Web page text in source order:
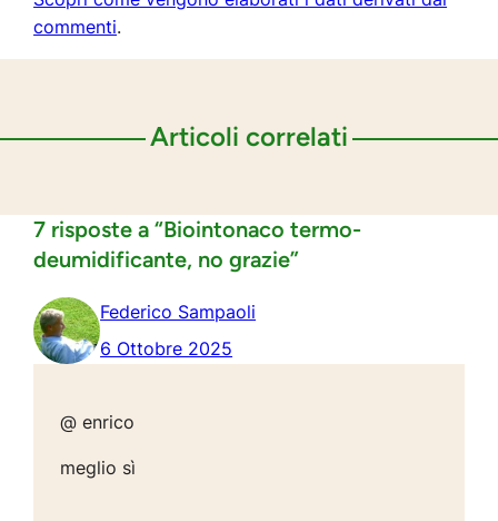
commenti.
Articoli correlati
7 risposte a “Biointonaco termo-
deumidificante, no grazie”
Federico Sampaoli
6 Ottobre 2025
@ enrico
meglio sì